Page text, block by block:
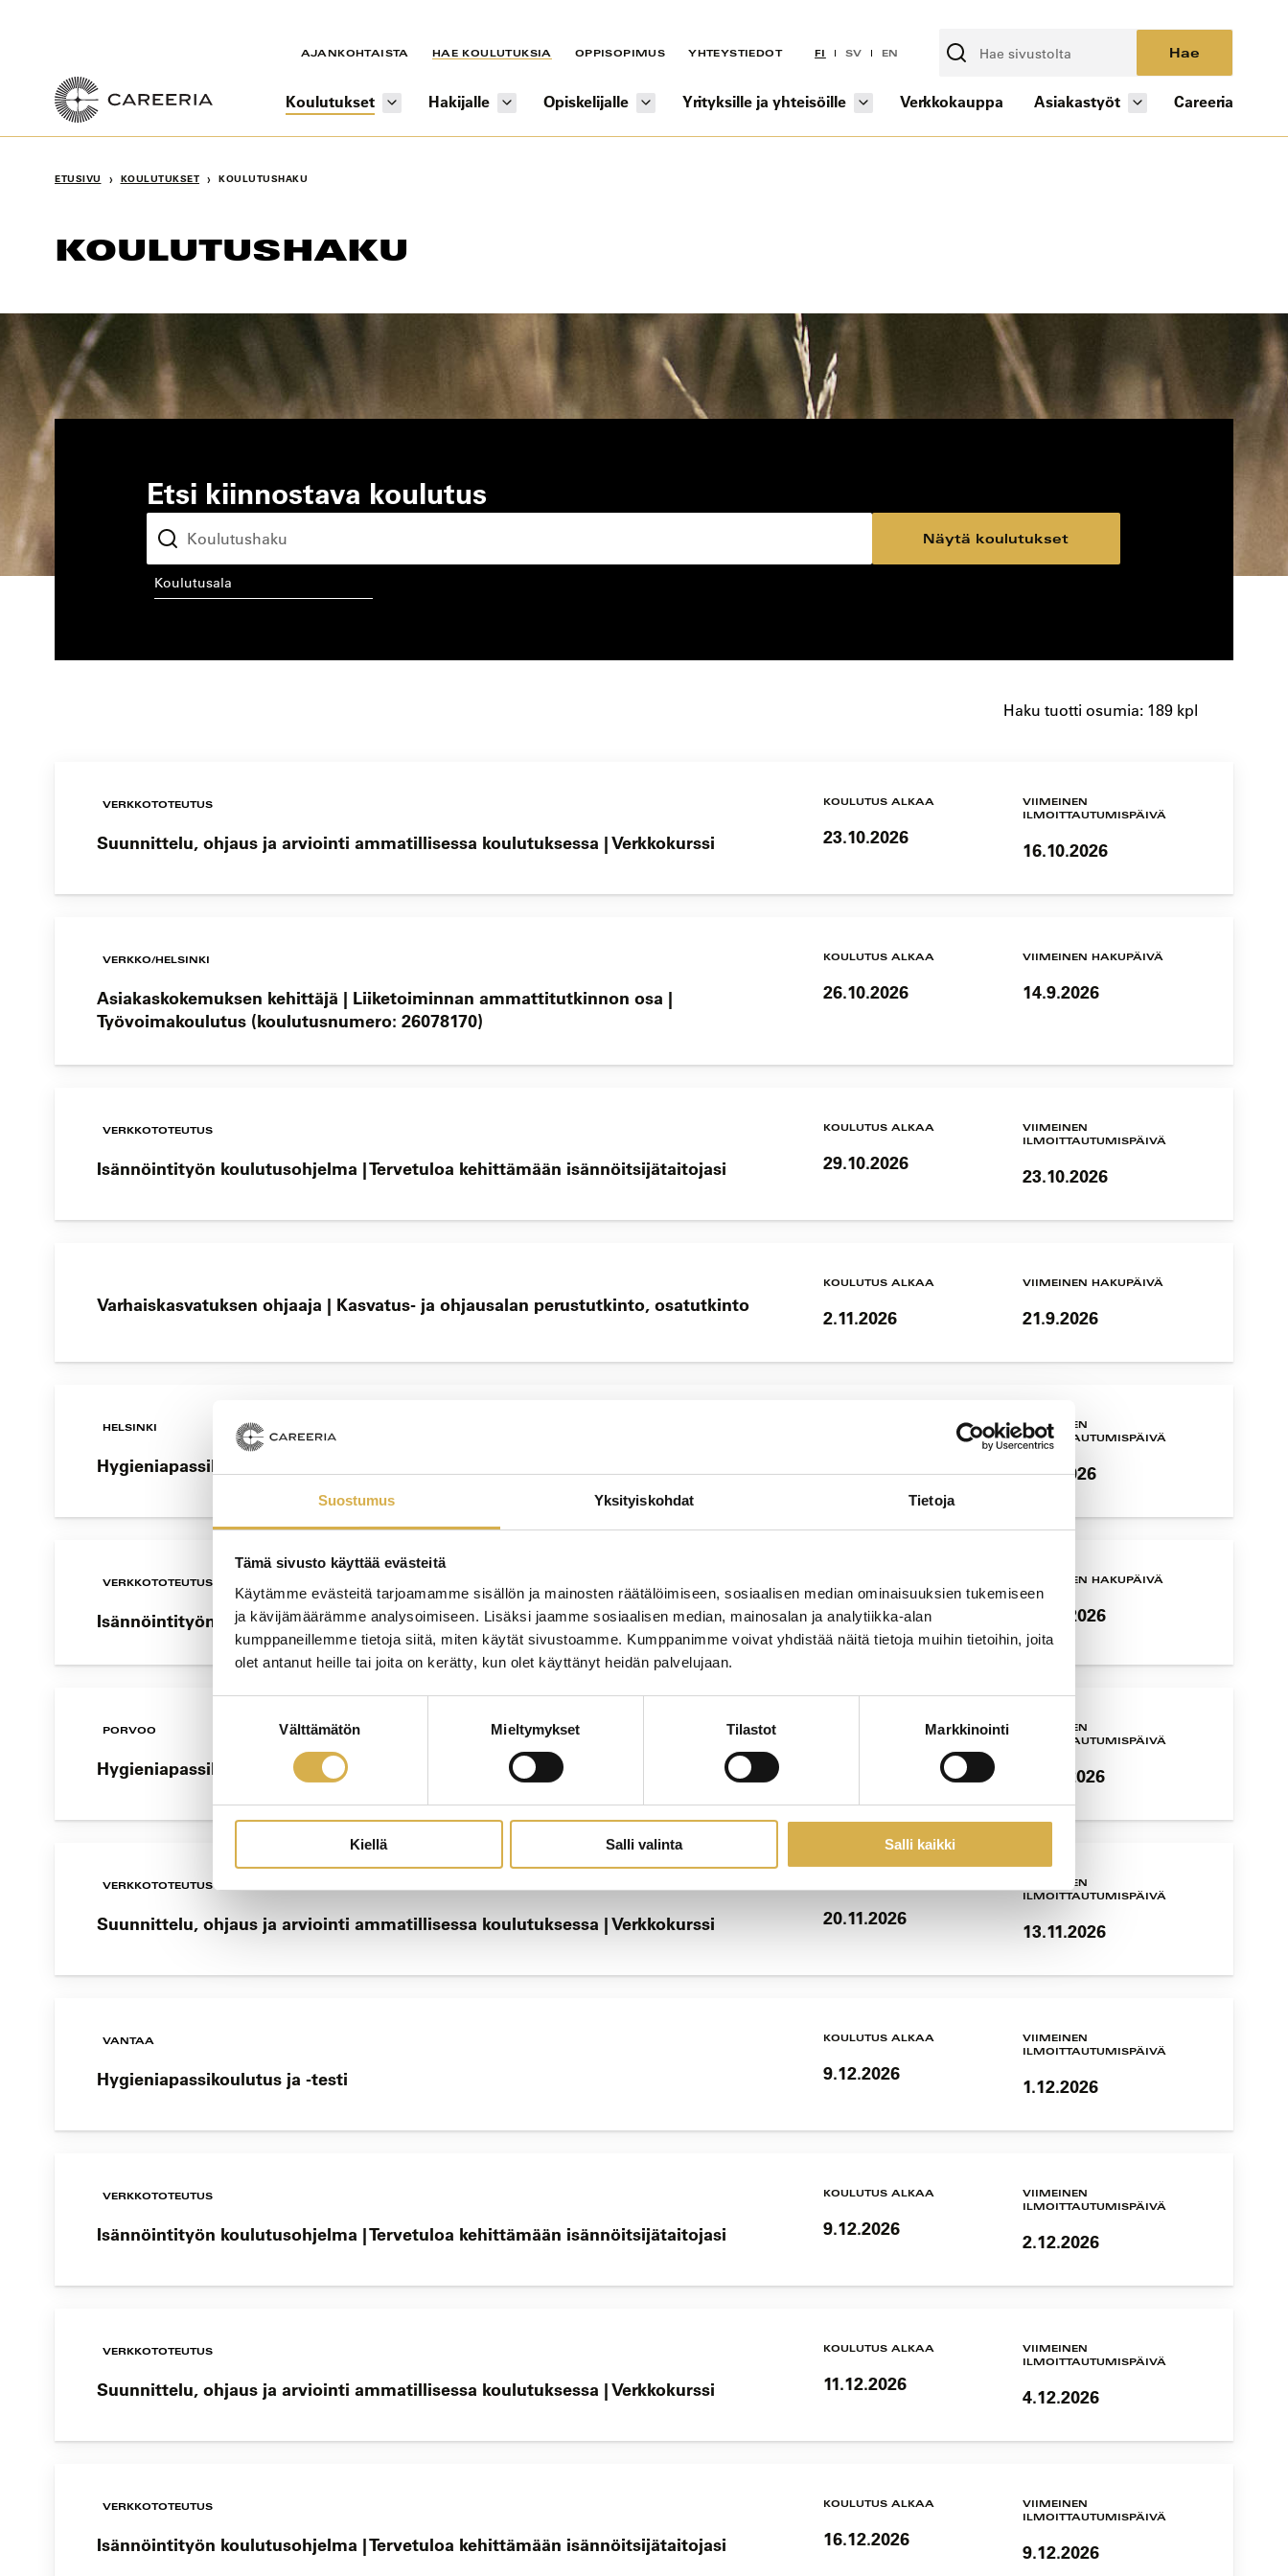
Suostumus Yksityiskohdat Tietoja
Tämä sivusto käyttää evästeitä
Käytämme evästeitä tarjoamamme sisällön ja mainosten räätälöimiseen, sosiaalisen median ominaisuuksien tukemiseen
ja kävijämäärämme analysoimiseen. Lisäksi jaamme sosiaalisen median, mainosalan ja analytiikka-alan
kumppaneillemme tietoja siitä, miten käytät sivustoamme. Kumppanimme voivat yhdistää näitä tietoja muihin tietoihin, joita
olet antanut heille tai joita on kerätty, kun olet käyttänyt heidän palvelujaan.
Välttämätön Mieltymykset Tilastot Markkinointi
Kiellä Salli valinta Salli kaikki
AJANKOHTAISTA HAE KOULUTUKSIA OPPISOPIMUS YHTEYSTIEDOT FI SV EN Hae
Koulutukset Hakijalle Opiskelijalle Yrityksille ja yhteisöille Verkkokauppa Asiakastyöt Careeria
ETUSIVU › KOULUTUKSET › KOULUTUSHAKU
KOULUTUSHAKU
Etsi kiinnostava koulutus
koulutusala
Näytä koulutukset
Haku tuotti osumia: 189 kpl
VERKKOTOTEUTUS
Suunnittelu, ohjaus ja arviointi ammatillisessa koulutuksessa | Verkkokurssi
KOULUTUS ALKAA
23.10.2026
VIIMEINEN
ILMOITTAUTUMISPÄIVÄ
16.10.2026
VERKKO/HELSINKI
Asiakaskokemuksen kehittäjä | Liiketoiminnan ammattitutkinnon osa |
Työvoimakoulutus (koulutusnumero: 26078170)
KOULUTUS ALKAA
26.10.2026
VIIMEINEN HAKUPÄIVÄ
14.9.2026
VERKKOTOTEUTUS
Isännöintityön koulutusohjelma | Tervetuloa kehittämään isännöitsijätaitojasi
KOULUTUS ALKAA
29.10.2026
VIIMEINEN
ILMOITTAUTUMISPÄIVÄ
23.10.2026
Varhaiskasvatuksen ohjaaja | Kasvatus- ja ohjausalan perustutkinto, osatutkinto
KOULUTUS ALKAA
2.11.2026
VIIMEINEN HAKUPÄIVÄ
21.9.2026
HELSINKI
Hygieniapassikoulutus ja -testi
VIIMEINEN
ILMOITTAUTUMISPÄIVÄ
3.11.2026
VERKKOTOTEUTUS
Isännöintityön koulutusohjelma | Tervetuloa kehittämään isännöitsijätaitojasi 18.11.2026
VIIMEINEN HAKUPÄIVÄ
13.11.2026
PORVOO
Hygieniapassikoulutus ja -testi
KOULUTUS ALKAA
VIIMEINEN
ILMOITTAUTUMISPÄIVÄ
10.11.2026
VERKKOTOTEUTUS
Suunnittelu, ohjaus ja arviointi ammatillisessa koulutuksessa | Verkkokurssi 20.11.2026
VIIMEINEN
ILMOITTAUTUMISPÄIVÄ
13.11.2026
VANTAA
Hygieniapassikoulutus ja -testi
KOULUTUS ALKAA
9.12.2026
VIIMEINEN
ILMOITTAUTUMISPÄIVÄ
1.12.2026
VERKKOTOTEUTUS
Isännöintityön koulutusohjelma | Tervetuloa kehittämään isännöitsijätaitojasi
KOULUTUS ALKAA
9.12.2026
VIIMEINEN
ILMOITTAUTUMISPÄIVÄ
2.12.2026
VERKKOTOTEUTUS
Suunnittelu, ohjaus ja arviointi ammatillisessa koulutuksessa | Verkkokurssi
KOULUTUS ALKAA
11.12.2026
VIIMEINEN
ILMOITTAUTUMISPÄIVÄ
4.12.2026
VERKKOTOTEUTUS
Isännöintityön koulutusohjelma | Tervetuloa kehittämään isännöitsijätaitojasi
KOULUTUS ALKAA
16.12.2026
VIIMEINEN
ILMOITTAUTUMISPÄIVÄ
9.12.2026